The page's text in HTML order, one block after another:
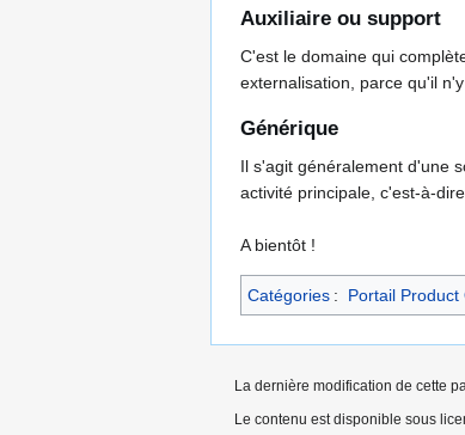
Auxiliaire ou support
C'est le domaine qui
externalisation, parce qu'il
Générique
Il s'agit généralement d'une
activité principale, c'est-à-
A bientôt !
Catégories : Portail Product
La dernière modification de cette
Le contenu est disponible sous